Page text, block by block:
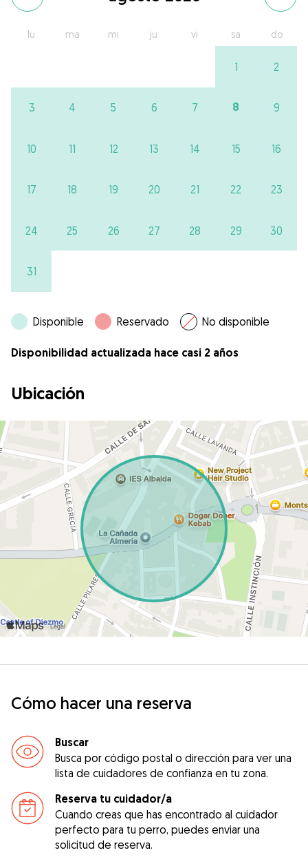
lu ma mi ju vi sa do
1 2
3 4 5 6 7 8 9
10 11 12 13 14 15 16
17 18 19 20 21 22 23
24 25 26 27 28 29 30
31
Disponible Reservado No disponible
Disponibilidad actualizada hace casi 2 años
Ubicación
Cómo hacer una reserva
Buscar
Busca por código postal o dirección para ver una
lista de cuidadores de confianza en tu zona.
Reserva tu cuidador/a
Cuando creas que has encontrado al cuidador
perfecto para tu perro, puedes enviar una
solicitud de reserva.